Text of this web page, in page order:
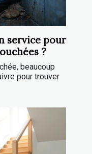
service pour
?
beaucoup
pour trouver